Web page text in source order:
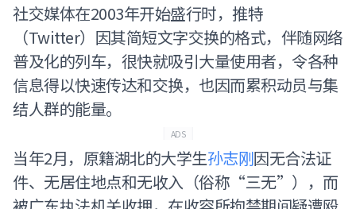
社交媒体在2003年开始盛行时，推特
（Twitter）因其简短文字交换的格式，伴随网络
普及化的列车，很快就吸引大量使用者，令各种
信息得以快速传达和交换，也因而累积动员与集
结人群的能量。
ADS
当年2月，原籍湖北的大学生孙志刚因无合法证
件、无居住地点和无收入（俗称“三无”），而